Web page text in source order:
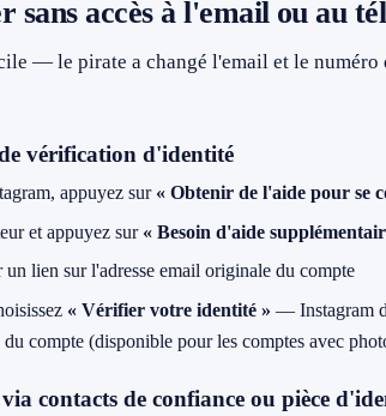
sans accès à l'email ou au
— le pirate a changé l'email et le numéro
vérification d'identité
appuyez sur « Obtenir de l'aide pour se
et appuyez sur « Besoin d'aide
lien sur l'adresse email originale du compte
« Vérifier votre identité » — Instagram
compte (disponible pour les comptes avec
contacts de confiance ou pièce